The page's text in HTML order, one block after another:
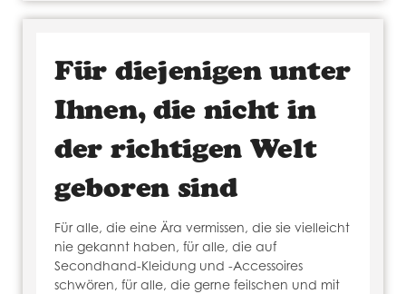
Für diejenigen unter
Ihnen, die nicht in
der richtigen Welt
geboren sind
Für alle, die eine Ära vermissen, die sie vielleicht
nie gekannt haben, für alle, die auf
Secondhand-Kleidung und -Accessoires
schwören, für alle, die gerne feilschen und mit